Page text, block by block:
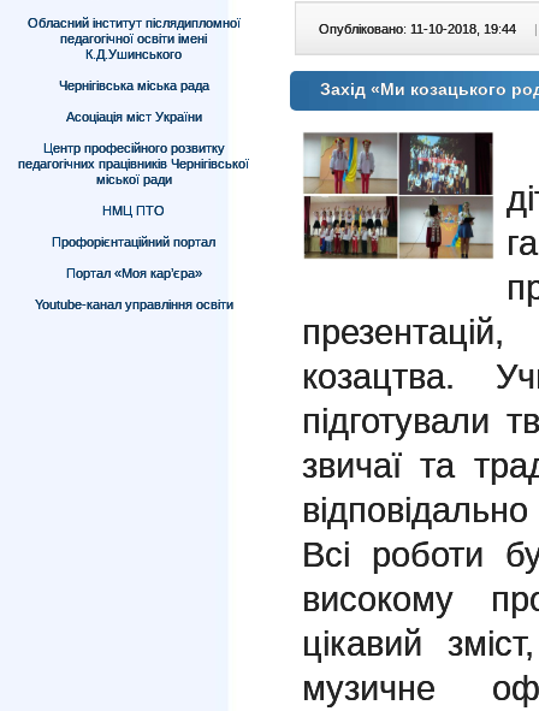
Обласний інститут післядипломної
педагогічної освіти імені
К.Д.Ушинського
Чернігівська міська рада
Асоціація міст України
Центр професійного розвитку
педагогічних працівників Чернігівської
міської ради
НМЦ ПТО
Профорієнтаційний портал
Портал «Моя кар’єра»
Youtube-канал управління освіти
Опубліковано: 11-10-2018, 19:44 |
Захід «Ми козацького
козацтва.
підготували
звичаї та
Всі роботи
високому
цікавий
музичне